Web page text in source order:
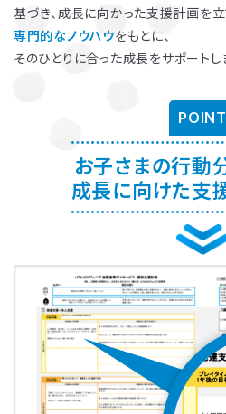
基づき、成長に向かった支援計画を立
専門的なノウハウをもとに、
そのひとりに合った成長をサポートし
POINT
お子さまの行動
成長に向けた支
よくある質問
ペアレントトレーニングを受講する
り、怒る回数が減る、ということが
た、これまで1500名以上の方が受
が減った」「今まで何回言ってもや
なった」など、多くの方にご好評をい
プログラムを聞くだけですか？
プログラムは、講座を聞くだけでな
たり、保護者さまと講師とで対話し
受講時に学んだ内容を自宅に帰っ
の結果を後日報告いただき振り返り
お子さまにあった関わりを習慣的
と実践の繰り返しで講師がサポート